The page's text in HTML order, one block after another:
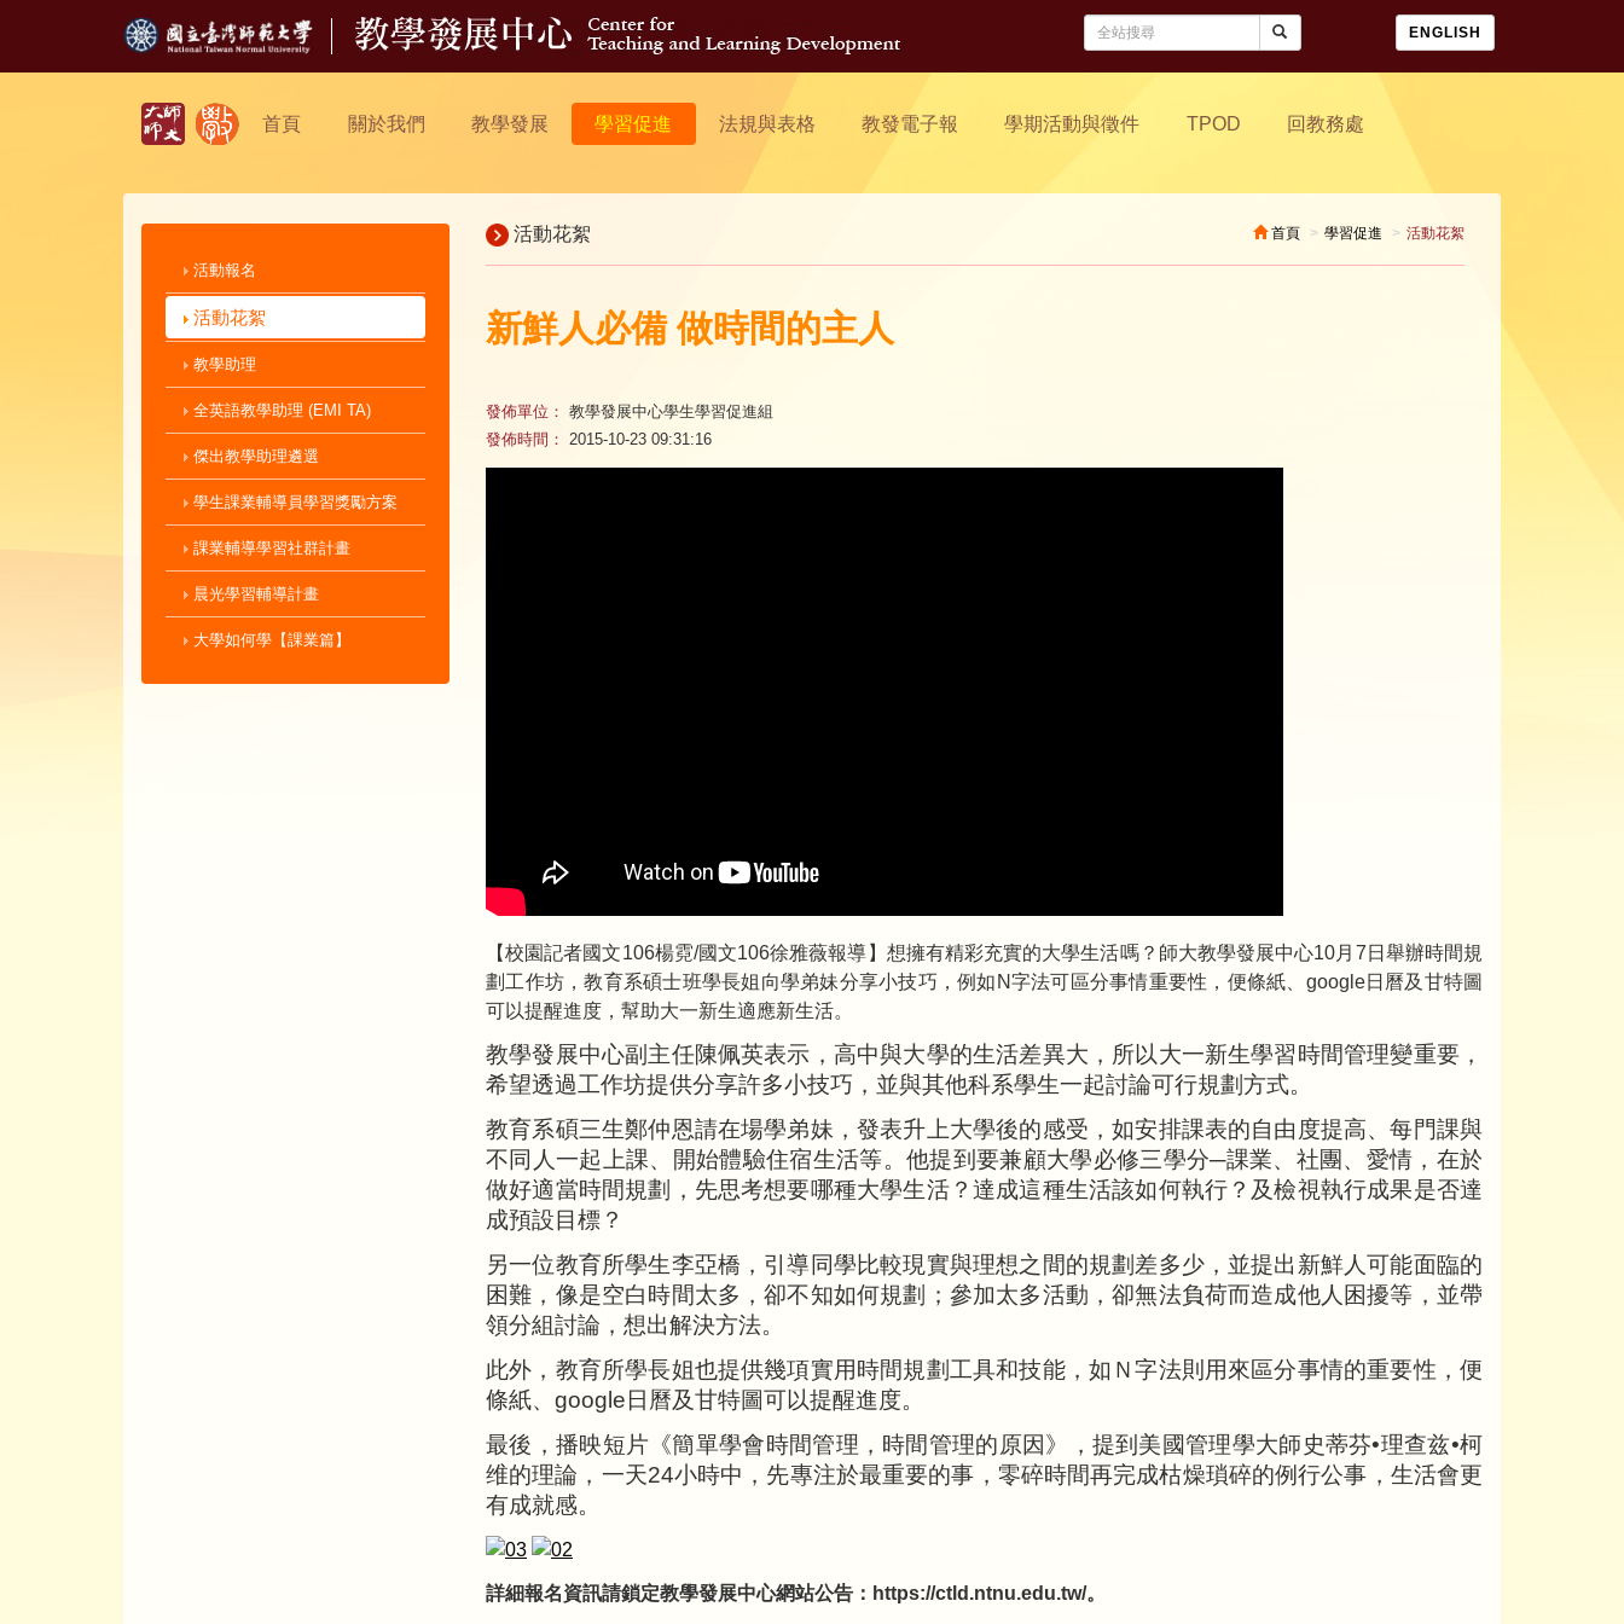
ENGLISH
首頁 關於我們 教學發展 學習促進 法規與表格 教發電子報 學期活動與徵件 TPOD 回教務處
活動報名
活動花絮
教學助理
全英語教學助理 (EMI TA)
傑出教學助理遴選
學生課業輔導員學習獎勵方案
課業輔導學習社群計畫
晨光學習輔導計畫
大學如何學【課業篇】
活動花絮 首頁 學習促進 活動花絮
新鮮人必備 做時間的主人
發佈單位： 教學發展中心學生學習促進組
發佈時間： 2015-10-23 09:31:16
【校園記者國文106楊霓/國文106徐雅薇報導】想擁有精彩充實的大學生活嗎？師大教學發展中心10月7日舉辦時間規
劃工作坊，教育系碩士班學長姐向學弟妹分享小技巧，例如N字法可區分事情重要性，便條紙、google日曆及甘特圖
可以提醒進度，幫助大一新生適應新生活。
教學發展中心副主任陳佩英表示，高中與大學的生活差異大，所以大一新生學習時間管理變重要，
希望透過工作坊提供分享許多小技巧，並與其他科系學生一起討論可行規劃方式。
教育系碩三生鄭仲恩請在場學弟妹，發表升上大學後的感受，如安排課表的自由度提高、每門課與
不同人一起上課、開始體驗住宿生活等。他提到要兼顧大學必修三學分─課業、社團、愛情，在於
做好適當時間規劃，先思考想要哪種大學生活？達成這種生活該如何執行？及檢視執行成果是否達
成預設目標？
另一位教育所學生李亞橋，引導同學比較現實與理想之間的規劃差多少，並提出新鮮人可能面臨的
困難，像是空白時間太多，卻不知如何規劃；參加太多活動，卻無法負荷而造成他人困擾等，並帶
領分組討論，想出解決方法。
此外，教育所學長姐也提供幾項實用時間規劃工具和技能，如Ｎ字法則用來區分事情的重要性，便
條紙、google日曆及甘特圖可以提醒進度。
最後，播映短片《簡單學會時間管理，時間管理的原因》，提到美國管理學大師史蒂芬•理查兹•柯
维的理論，一天24小時中，先專注於最重要的事，零碎時間再完成枯燥瑣碎的例行公事，生活會更
有成就感。
詳細報名資訊請鎖定教學發展中心網站公告：https://ctld.ntnu.edu.tw/。